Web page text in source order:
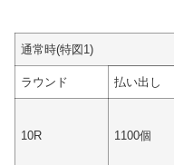
通常時(特図1)
ラウンド 払い出し
10R 1100個